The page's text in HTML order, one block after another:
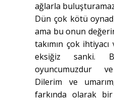
ağlarla
Dün çok kötü
ama bu onun
takımın çok
eksiğiz sanki.
oyuncumuzdur
Dilerim ve
farkında olarak